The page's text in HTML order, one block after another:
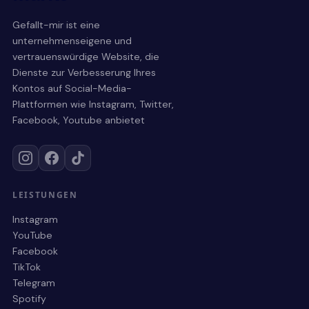
Shop
Twitter
Twitter Likes/Favourites kaufen
Twitter-Follower kaufen
Twitter Retweets kaufen
Kontakt
Gefallt-mir ist eine
unternehmenseigene und
vertrauenswürdige Website, die
Dienste zur Verbesserung Ihres
Kontos auf Social-Media-
Plattformen wie Instagram, Twitter,
Facebook, Youtube anbietet
LEISTUNGEN
Instagram
YouTube
Facebook
TikTok
Telegram
Spotify